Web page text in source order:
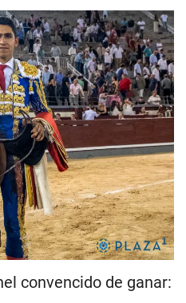
convencido de ganar: